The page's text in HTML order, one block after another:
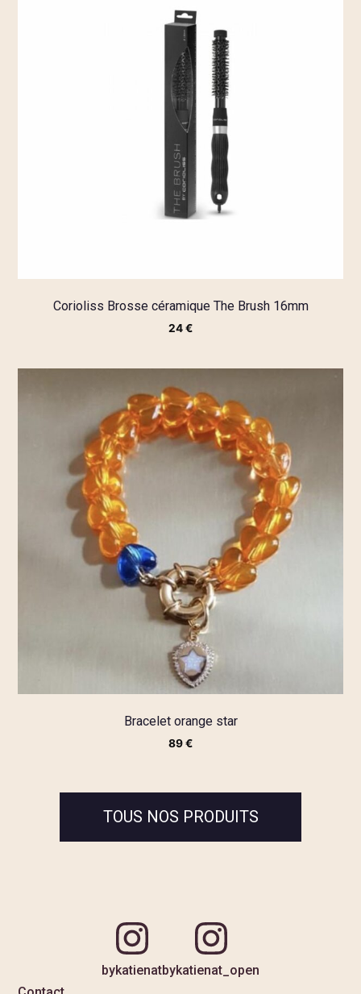
Corioliss Brosse céramique The Brush 16mm
24€
Bracelet orange star
89€
TOUS NOS PRODUITS
bykatienatbykatienat_open